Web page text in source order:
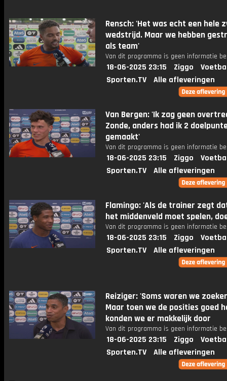
Rensch: 'Het was echt een hele
wedstrijd. Maar we hebben
als team'
Van dit programma is geen informatie
18-06-2025 23:15 Ziggo
Sporten.TV
Alle afleveringen
Van Bergen: 'Ik zag geen
Zonde, anders had ik 2
gemaakt'
Van dit programma is geen informatie
18-06-2025 23:15 Ziggo
Sporten.TV
Alle afleveringen
Flamingo: 'Als de trainer zegt
het middenveld moet spelen,
Van dit programma is geen informatie
18-06-2025 23:15 Ziggo
Sporten.TV
Alle afleveringen
Reiziger: 'Soms waren we
Maar toen we de posities goed
konden we er makkelijk door
Van dit programma is geen informatie
18-06-2025 23:15 Ziggo
Sporten.TV
Alle afleveringen